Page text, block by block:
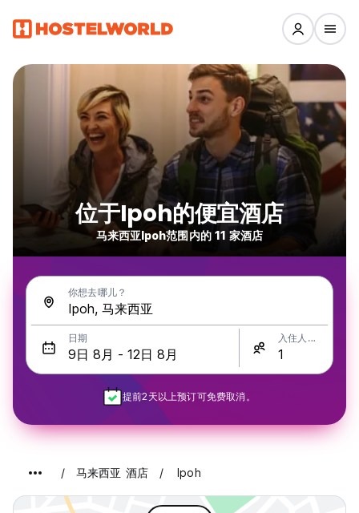
位于Ipoh的便宜酒店
马来西亚Ipoh范围内的 11 家酒店
你想去哪儿？
日期 入住人数
提前2天以上预订可免费取消。
马来西亚 酒店 Ipoh